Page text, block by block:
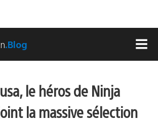
.Blog
le héros de Ninja
la massive sélection